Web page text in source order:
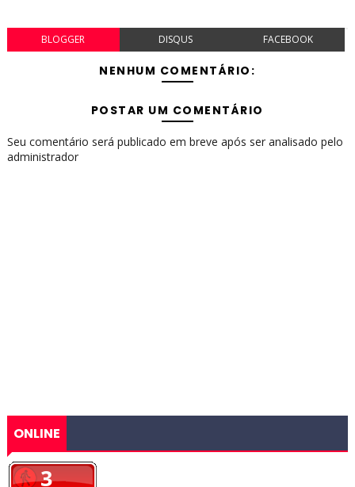
BLOGGER DISQUS FACEBOOK
NENHUM COMENTÁRIO:
POSTAR UM COMENTÁRIO
Seu comentário será publicado em breve após ser analisado pelo
administrador
ONLINE